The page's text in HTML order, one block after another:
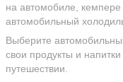
на автомобиле, кемпере
автомобильный
Выберите
свои продукты и
путешествии.